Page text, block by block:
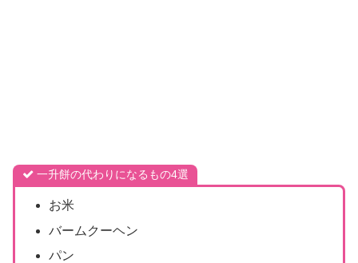
一升餅の代わりになるもの4選
お米
バームクーヘン
パン